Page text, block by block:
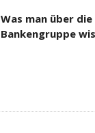
Was man über
Bankengruppe